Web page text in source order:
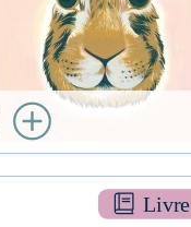
Livre